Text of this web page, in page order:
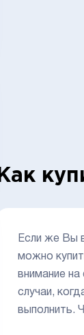
Как
Если же Вы
можно
внимание
случаи,
выполнить.